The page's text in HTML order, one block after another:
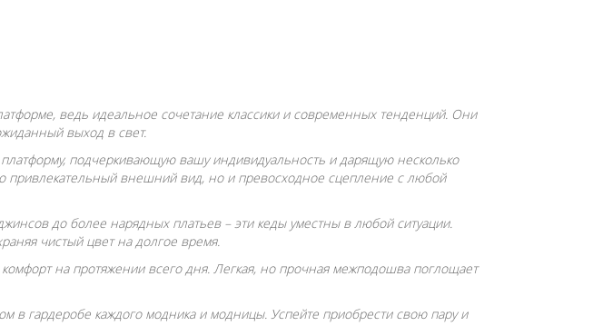
ведь идеальное сочетание классики и современных тенденций. Они
выход в свет.
подчеркивающую вашу индивидуальность и дарящую несколько
привлекательный внешний вид, но и превосходное сцепление с любой
до более нарядных платьев – эти кеды уместны в любой ситуации.
чистый цвет на долгое время.
на протяжении всего дня. Легкая, но прочная межподошва поглощает
в гардеробе каждого модника и модницы. Успейте приобрести свою пару и